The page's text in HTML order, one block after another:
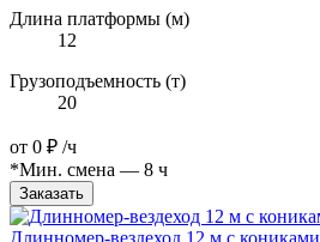
Длина платформы (м)
12
Грузоподъемность (т)
20
от 0 ₽ /ч
*Мин. смена — 8 ч
Заказать
Длинномер-вездеход 12 м с кониками